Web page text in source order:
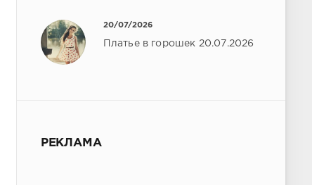
20/07/2026
Платье в горошек 20.07.2026
РЕКЛАМА